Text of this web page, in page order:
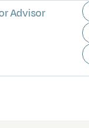
Advisor